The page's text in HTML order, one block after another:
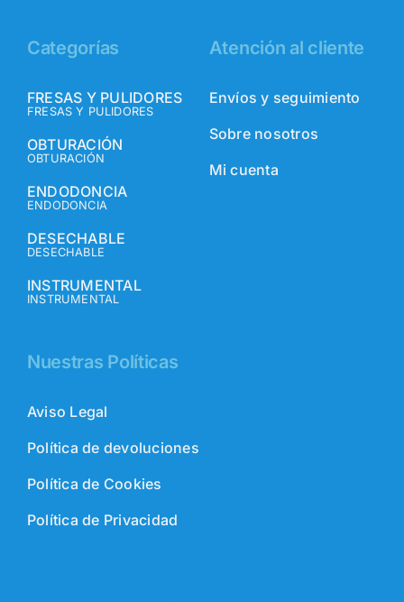
Categorías
FRESAS Y PULIDORES
FRESAS Y PULIDORES
OBTURACIÓN
OBTURACIÓN
ENDODONCIA
ENDODONCIA
DESECHABLE
DESECHABLE
INSTRUMENTAL
INSTRUMENTAL
Atención al cliente
Envíos y seguimiento
Sobre nosotros
Mi cuenta
Nuestras Políticas
Aviso Legal
Política de devoluciones
Política de Cookies
Política de Privacidad